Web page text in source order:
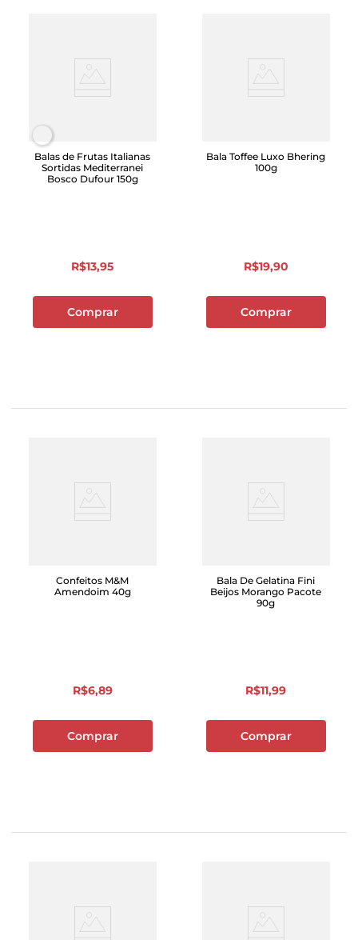
Balas de Frutas Italianas
Sortidas Mediterranei
Bosco Dufour 150g
R$13,95
Comprar
Bala Toffee Luxo Bhering
100g
R$19,90
Comprar
Confeitos M&M
Amendoim 40g
R$6,89
Comprar
Bala De Gelatina Fini
Beijos Morango Pacote
90g
R$11,99
Comprar